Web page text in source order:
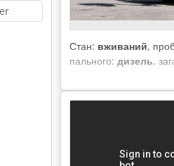
Стан: вживаний,
пального: дизель,